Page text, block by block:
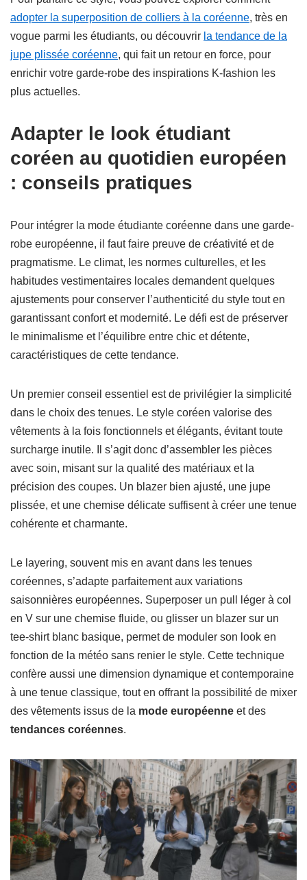
adopter la superposition de colliers à la coréenne, très en
vogue parmi les étudiants, ou découvrir la tendance de la
jupe plissée coréenne, qui fait un retour en force, pour
enrichir votre garde-robe des inspirations K-fashion les
plus actuelles.
Adapter le look étudiant
coréen au quotidien européen
: conseils pratiques
Pour intégrer la mode étudiante coréenne dans une garde-
robe européenne, il faut faire preuve de créativité et de
pragmatisme. Le climat, les normes culturelles, et les
habitudes vestimentaires locales demandent quelques
ajustements pour conserver l’authenticité du style tout en
garantissant confort et modernité. Le défi est de préserver
le minimalisme et l’équilibre entre chic et détente,
caractéristiques de cette tendance.
Un premier conseil essentiel est de privilégier la simplicité
dans le choix des tenues. Le style coréen valorise des
vêtements à la fois fonctionnels et élégants, évitant toute
surcharge inutile. Il s’agit donc d’assembler les pièces
avec soin, misant sur la qualité des matériaux et la
précision des coupes. Un blazer bien ajusté, une jupe
plissée, et une chemise délicate suffisent à créer une tenue
cohérente et charmante.
Le layering, souvent mis en avant dans les tenues
coréennes, s’adapte parfaitement aux variations
saisonnières européennes. Superposer un pull léger à col
en V sur une chemise fluide, ou glisser un blazer sur un
tee-shirt blanc basique, permet de moduler son look en
fonction de la météo sans renier le style. Cette technique
confère aussi une dimension dynamique et contemporaine
à une tenue classique, tout en offrant la possibilité de mixer
des vêtements issus de la mode européenne et des
tendances coréennes.